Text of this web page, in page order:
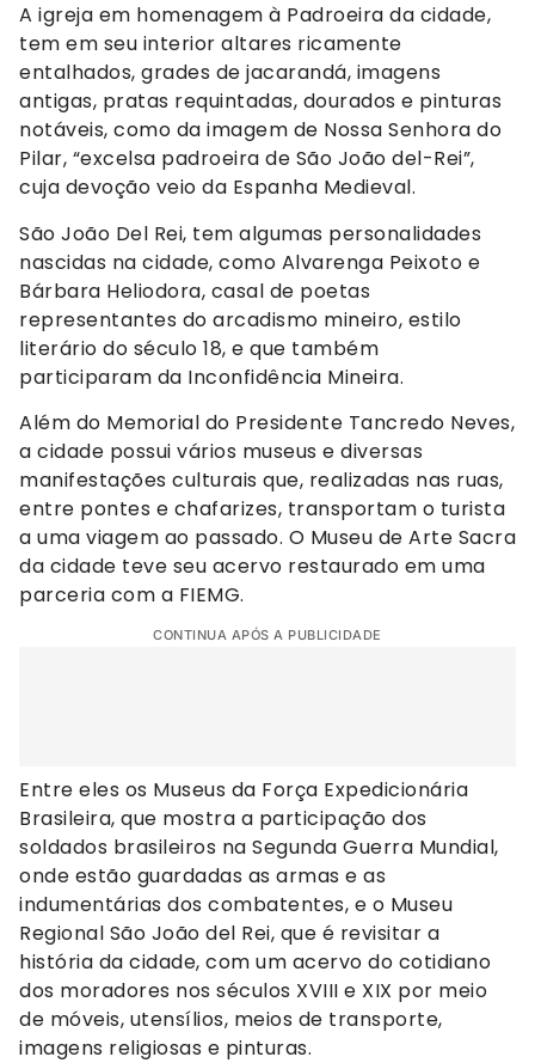
A igreja em homenagem à Padroeira da cidade,
tem em seu interior altares ricamente
entalhados, grades de jacarandá, imagens
antigas, pratas requintadas, dourados e pinturas
notáveis, como da imagem de Nossa Senhora do
Pilar, “excelsa padroeira de São João del-Rei”,
cuja devoção veio da Espanha Medieval.
São João Del Rei, tem algumas personalidades
nascidas na cidade, como Alvarenga Peixoto e
Bárbara Heliodora, casal de poetas
representantes do arcadismo mineiro, estilo
literário do século 18, e que também
participaram da Inconfidência Mineira.
Além do Memorial do Presidente Tancredo Neves,
a cidade possui vários museus e diversas
manifestações culturais que, realizadas nas ruas,
entre pontes e chafarizes, transportam o turista
a uma viagem ao passado. O Museu de Arte Sacra
da cidade teve seu acervo restaurado em uma
parceria com a FIEMG.
CONTINUA APÓS A PUBLICIDADE
Entre eles os Museus da Força Expedicionária
Brasileira, que mostra a participação dos
soldados brasileiros na Segunda Guerra Mundial,
onde estão guardadas as armas e as
indumentárias dos combatentes, e o Museu
Regional São João del Rei, que é revisitar a
história da cidade, com um acervo do cotidiano
dos moradores nos séculos XVIII e XIX por meio
de móveis, utensílios, meios de transporte,
imagens religiosas e pinturas.